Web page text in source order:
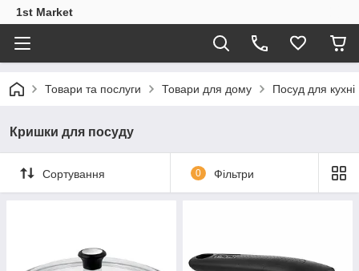
1st Market
Товари та послуги Товари для дому Посуд для кухні
Кришки для посуду
Сортування 0 Фільтри